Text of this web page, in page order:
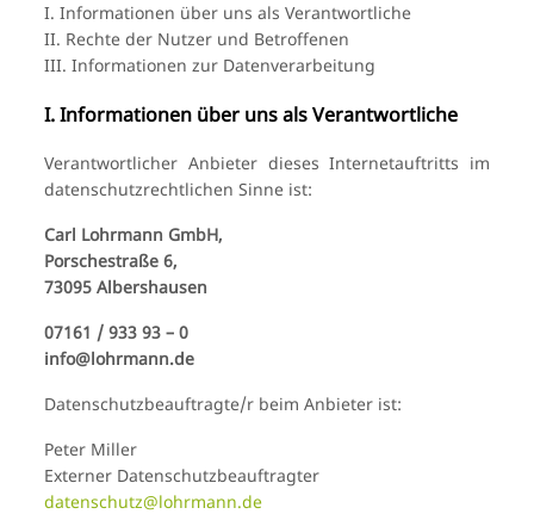
I. Informationen über uns als Verantwortliche
II. Rechte der Nutzer und Betroffenen
III. Informationen zur Datenverarbeitung
I. Informationen über uns als Verantwortliche
Verantwortlicher Anbieter dieses Internetauftritts im
datenschutzrechtlichen Sinne ist:
Carl Lohrmann GmbH,
Porschestraße 6,
73095 Albershausen
07161 / 933 93 – 0
info@lohrmann.de
Datenschutzbeauftragte/r beim Anbieter ist:
Peter Miller
Externer Datenschutzbeauftragter
datenschutz@lohrmann.de